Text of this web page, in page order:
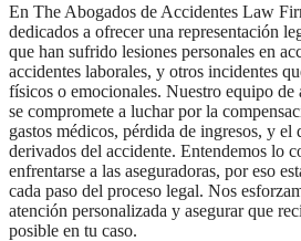
En The Abogados de Accidentes Law
dedicados a ofrecer una representación
que han sufrido lesiones personales en
accidentes laborales, y otros incidentes
físicos o emocionales. Nuestro equipo de
se compromete a luchar por la
gastos médicos, pérdida de ingresos, y
derivados del accidente. Entendemos lo
enfrentarse a las aseguradoras, por eso
cada paso del proceso legal. Nos
atención personalizada y asegurar que
posible en tu caso.